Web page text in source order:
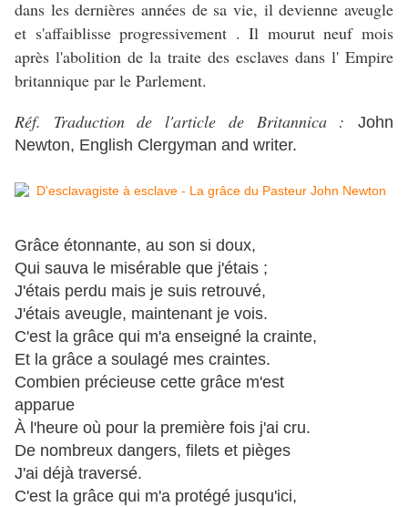
dans les dernières années de sa vie, il devienne aveugle
et s'affaiblisse progressivement . Il mourut neuf mois
après l'abolition de la traite des esclaves dans l' Empire
britannique par le Parlement.
Réf. Traduction de l'article de Britannica : John
Newton, English Clergyman and writer.
Grâce étonnante, au son si doux,
Qui sauva le misérable que j'étais ;
J'étais perdu mais je suis retrouvé,
J'étais aveugle, maintenant je vois.
C'est la grâce qui m'a enseigné la crainte,
Et la grâce a soulagé mes craintes.
Combien précieuse cette grâce m'est
apparue
À l'heure où pour la première fois j'ai cru.
De nombreux dangers, filets et pièges
J'ai déjà traversé.
C'est la grâce qui m'a protégé jusqu'ici,